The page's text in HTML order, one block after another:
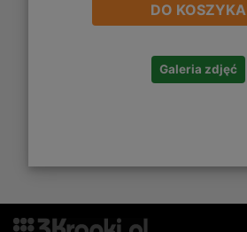
DO KOSZYKA
Galeria zdjęć